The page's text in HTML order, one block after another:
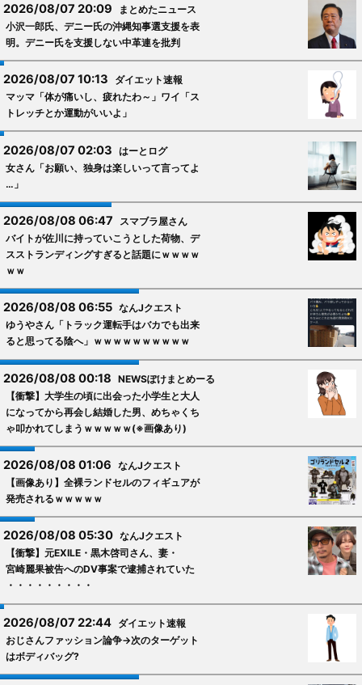
2026/08/07 20:09まとめたニュース
小沢一郎氏、デニー氏の沖縄知事選支援を表
明。デニー氏を支援しない中革連を批判
2026/08/07 10:13ダイエット速報
マッマ「体が痛いし、疲れたわ～」ワイ「ス
トレッチとか運動がいいよ」
2026/08/07 02:03はーとログ
女さん「お願い、独身は楽しいって言ってよ
…」
2026/08/08 06:47スマブラ屋さん
バイトが佐川に持っていこうとした荷物、デ
スストランディングすぎると話題にｗｗｗｗ
ｗｗ
2026/08/08 06:55なんJクエスト
ゆうやさん「トラック運転手はバカでも出来
ると思ってる陰へ」ｗｗｗｗｗｗｗｗｗｗ
2026/08/08 00:18NEWSぽけまとめーる
【衝撃】大学生の頃に出会った小学生と大人
になってから再会し結婚した男、めちゃくち
ゃ叩かれてしまうｗｗｗｗｗ(※画像あり)
2026/08/08 01:06なんJクエスト
【画像あり】全裸ランドセルのフィギュアが
発売されるｗｗｗｗｗ
2026/08/08 05:30なんJクエスト
【衝撃】元EXILE・黒木啓司さん、妻・
宮崎麗果被告へのDV事案で逮捕されていた
・・・・・・・・・
2026/08/07 22:44ダイエット速報
おじさんファッション論争→次のターゲット
はボディバッグ?